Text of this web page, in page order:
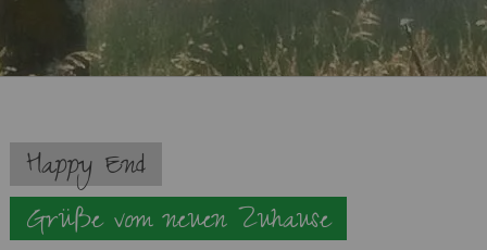
Navigation
überspringen
Happy End
Grüße vom neuen Zuhause